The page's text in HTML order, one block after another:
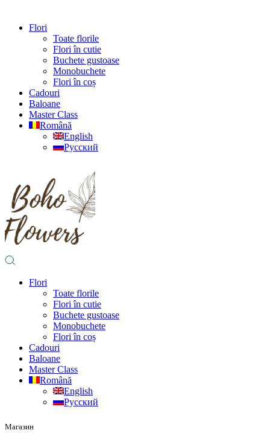
Flori
Toate florile
Flori în cutie
Buchete gustoase
Monobuchete
Flori în coș
Cadouri
Baloane
Master Class
Română
English
Русский
Flori
Toate florile
Flori în cutie
Buchete gustoase
Monobuchete
Flori în coș
Cadouri
Baloane
Master Class
Română
English
Русский
Магазин